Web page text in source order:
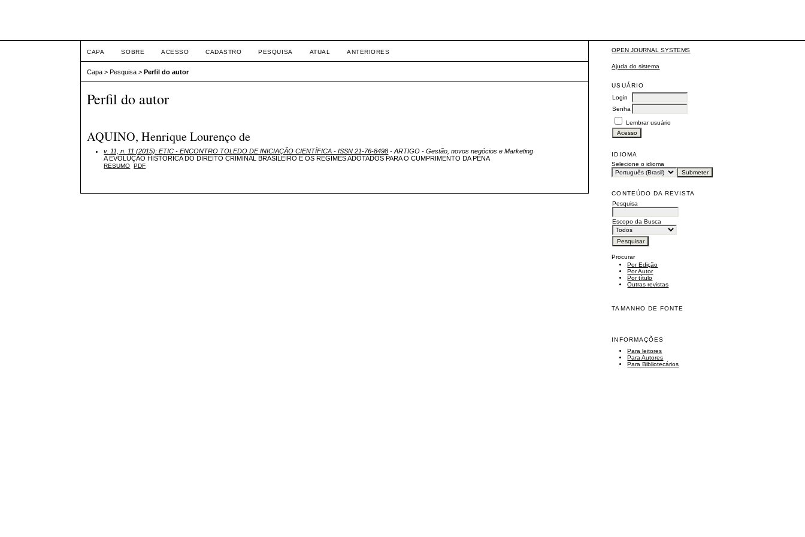
OPEN JOURNAL SYSTEMS
Ajuda do sistema
USUÁRIO
Login
Senha
Lembrar usuário
IDIOMA
Selecione o idioma
CONTEÚDO DA REVISTA
Pesquisa
Escopo da Busca
Procurar
Por Edição
Por Autor
Por título
Outras revistas
TAMANHO DE FONTE
INFORMAÇÕES
Para leitores
Para Autores
Para Bibliotecários
CAPA SOBRE ACESSO CADASTRO PESQUISA ATUAL ANTERIORES
Capa >Pesquisa >Perfil do autor
Perfil do autor
AQUINO, Henrique Lourenço de
v. 11, n. 11 (2015): ETIC - ENCONTRO TOLEDO DE INICIAÇÃO CIENTÍFICA - ISSN 21-76-8498 - ARTIGO - Gestão, novos negócios e Marketing
A EVOLUÇÃO HISTÓRICA DO DIREITO CRIMINAL BRASILEIRO E OS REGIMES ADOTADOS PARA O CUMPRIMENTO DA PENA
RESUMO PDF